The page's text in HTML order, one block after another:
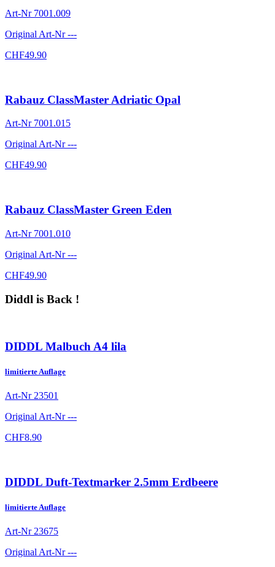
Art-Nr 7001.009
Original Art-Nr---
CHF49.90
Rabauz ClassMaster Adriatic Opal
Art-Nr 7001.015
Original Art-Nr---
CHF49.90
Rabauz ClassMaster Green Eden
Art-Nr 7001.010
Original Art-Nr---
CHF49.90
Diddl is Back !
DIDDL Malbuch A4 lila
limitierte Auflage
Art-Nr 23501
Original Art-Nr---
CHF8.90
DIDDL Duft-Textmarker 2.5mm Erdbeere
limitierte Auflage
Art-Nr23675
Original Art-Nr---